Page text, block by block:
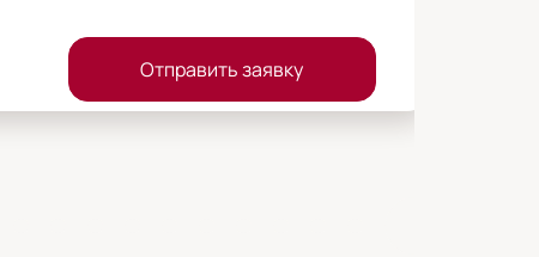
Отправить заявку